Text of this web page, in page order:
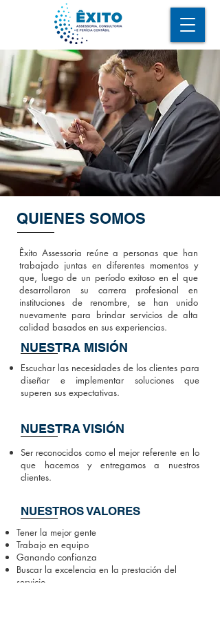
QUIENES SOMOS
Êxito Assessoria reúne a personas que han
trabajado juntas en diferentes momentos y
que, luego de un período exitoso en el que
desarrollaron su carrera profesional en
instituciones de renombre, se han unido
nuevamente para brindar servicios de alta
calidad basados en sus experiencias.
NUESTRA MISIÓN
Escuchar las necesidades de los clientes para
diseñar e implementar soluciones que
superen sus expectativas.
NUESTRA VISIÓN
Ser reconocidos como el mejor referente en lo
que hacemos y entregamos a nuestros
clientes.
NUESTROS VALORES
Tener la mejor gente
Trabajo en equipo
Ganando confianza
Buscar la excelencia en la prestación del
servicio